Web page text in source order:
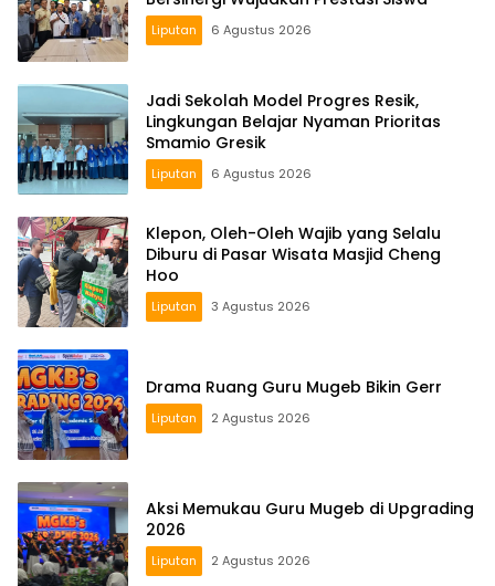
Liputan 6 Agustus 2026
Jadi Sekolah Model Progres Resik,
Lingkungan Belajar Nyaman Prioritas
Smamio Gresik
Liputan 6 Agustus 2026
Klepon, Oleh-Oleh Wajib yang Selalu
Diburu di Pasar Wisata Masjid Cheng
Hoo
Liputan 3 Agustus 2026
Drama Ruang Guru Mugeb Bikin Gerr
Liputan 2 Agustus 2026
Aksi Memukau Guru Mugeb di Upgrading
2026
Liputan 2 Agustus 2026